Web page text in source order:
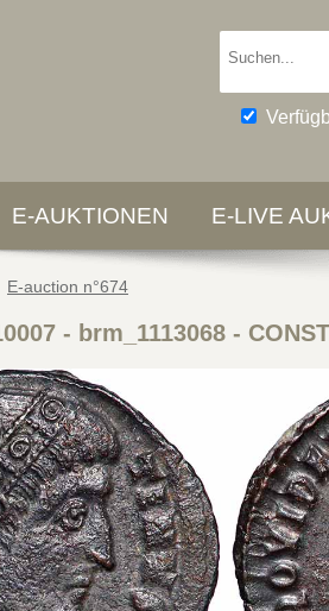
E-AUKTIONEN E-LIVE
E-auction n°674
- brm_1113068 -